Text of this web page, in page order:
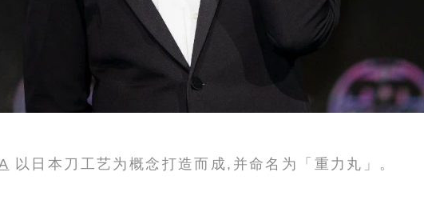
以日本刀工艺为概念打造而成,并命名为「重力丸」。